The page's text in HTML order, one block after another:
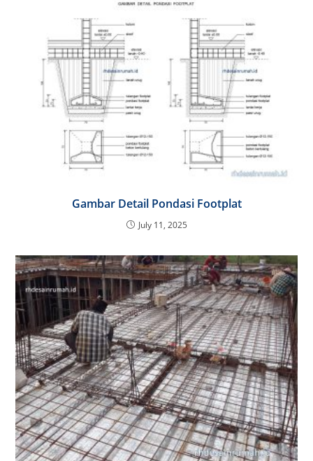
Gambar Detail Pondasi Footplat
July 11, 2025